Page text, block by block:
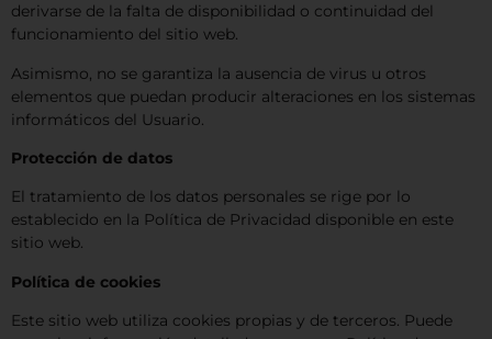
derivarse de la falta de disponibilidad o continuidad del
funcionamiento del sitio web.
Asimismo, no se garantiza la ausencia de virus u otros
elementos que puedan producir alteraciones en los sistemas
informáticos del Usuario.
Protección de datos
El tratamiento de los datos personales se rige por lo
establecido en la Política de Privacidad disponible en este
sitio web.
Política de cookies
Este sitio web utiliza cookies propias y de terceros. Puede